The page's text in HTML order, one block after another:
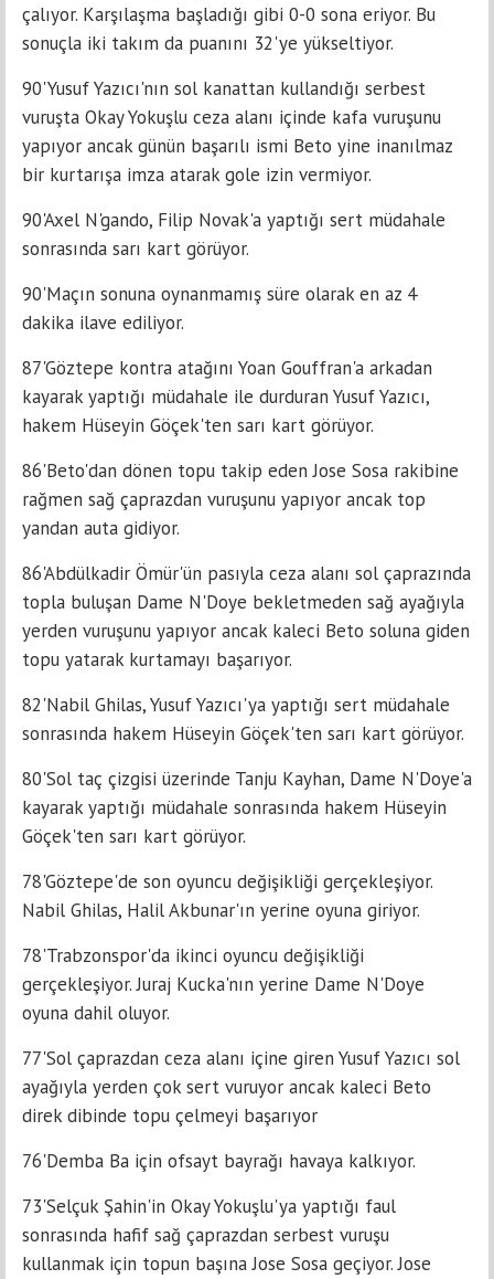
çalıyor. Karşılaşma başladığı gibi 0-0 sona eriyor. Bu
sonuçla iki takım da puanını 32'ye yükseltiyor.
90'Yusuf Yazıcı'nın sol kanattan kullandığı serbest
vuruşta Okay Yokuşlu ceza alanı içinde kafa vuruşunu
yapıyor ancak günün başarılı ismi Beto yine inanılmaz
bir kurtarışa imza atarak gole izin vermiyor.
90'Axel N'gando, Filip Novak'a yaptığı sert müdahale
sonrasında sarı kart görüyor.
90'Maçın sonuna oynanmamış süre olarak en az 4
dakika ilave ediliyor.
87'Göztepe kontra atağını Yoan Gouffran'a arkadan
kayarak yaptığı müdahale ile durduran Yusuf Yazıcı,
hakem Hüseyin Göçek'ten sarı kart görüyor.
86'Beto'dan dönen topu takip eden Jose Sosa rakibine
rağmen sağ çaprazdan vuruşunu yapıyor ancak top
yandan auta gidiyor.
86'Abdülkadir Ömür'ün pasıyla ceza alanı sol çaprazında
topla buluşan Dame N'Doye bekletmeden sağ ayağıyla
yerden vuruşunu yapıyor ancak kaleci Beto soluna giden
topu yatarak kurtamayı başarıyor.
82'Nabil Ghilas, Yusuf Yazıcı'ya yaptığı sert müdahale
sonrasında hakem Hüseyin Göçek'ten sarı kart görüyor.
80'Sol taç çizgisi üzerinde Tanju Kayhan, Dame N'Doye'a
kayarak yaptığı müdahale sonrasında hakem Hüseyin
Göçek'ten sarı kart görüyor.
78'Göztepe'de son oyuncu değişikliği gerçekleşiyor.
Nabil Ghilas, Halil Akbunar'ın yerine oyuna giriyor.
78'Trabzonspor'da ikinci oyuncu değişikliği
gerçekleşiyor. Juraj Kucka'nın yerine Dame N'Doye
oyuna dahil oluyor.
77'Sol çaprazdan ceza alanı içine giren Yusuf Yazıcı sol
ayağıyla yerden çok sert vuruyor ancak kaleci Beto
direk dibinde topu çelmeyi başarıyor
76'Demba Ba için ofsayt bayrağı havaya kalkıyor.
73'Selçuk Şahin'in Okay Yokuşlu'ya yaptığı faul
sonrasında hafif sağ çaprazdan serbest vuruşu
kullanmak için topun başına Jose Sosa geçiyor. Jose